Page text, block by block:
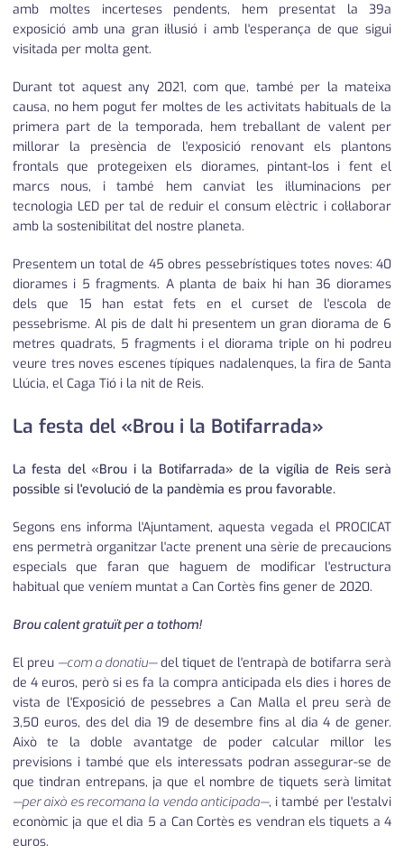
amb moltes incerteses pendents, hem presentat la 39a
exposició amb una gran il·lusió i amb l'esperança de que sigui
visitada per molta gent.
Durant tot aquest any 2021, com que, també per la mateixa
causa, no hem pogut fer moltes de les activitats habituals de la
primera part de la temporada, hem treballant de valent per
millorar la presència de l'exposició renovant els plantons
frontals que protegeixen els diorames, pintant-los i fent el
marcs nous, i també hem canviat les il·luminacions per
tecnologia LED per tal de reduir el consum elèctric i col·laborar
amb la sostenibilitat del nostre planeta.
Presentem un total de 45 obres pessebrístiques totes noves: 40
diorames i 5 fragments. A planta de baix hi han 36 diorames
dels que 15 han estat fets en el curset de l'escola de
pessebrisme. Al pis de dalt hi presentem un gran diorama de 6
metres quadrats, 5 fragments i el diorama triple on hi podreu
veure tres noves escenes típiques nadalenques, la fira de Santa
Llúcia, el Caga Tió i la nit de Reis.
La festa del «Brou i la Botifarrada»
La festa del «Brou i la Botifarrada» de la vigília de Reis serà
possible si l'evolució de la pandèmia es prou favorable.
Segons ens informa l'Ajuntament, aquesta vegada el PROCICAT
ens permetrà organitzar l'acte prenent una sèrie de precaucions
especials que faran que haguem de modificar l'estructura
habitual que veníem muntat a Can Cortès fins gener de 2020.
Brou calent gratuït per a tothom!
El preu —com a donatiu—del tiquet de l'entrapà de botifarra serà
de 4 euros, però si es fa la compra anticipada els dies i hores de
vista de l'Exposició de pessebres a Can Malla el preu serà de
3,50 euros, des del dia 19 de desembre fins al dia 4 de gener.
Això te la doble avantatge de poder calcular millor les
previsions i també que els interessats podran assegurar-se de
que tindran entrepans, ja que el nombre de tiquets serà limitat
—per això es recomana la venda anticipada—, i també per l'estalvi
econòmic ja que el dia 5 a Can Cortès es vendran els tiquets a 4
euros.